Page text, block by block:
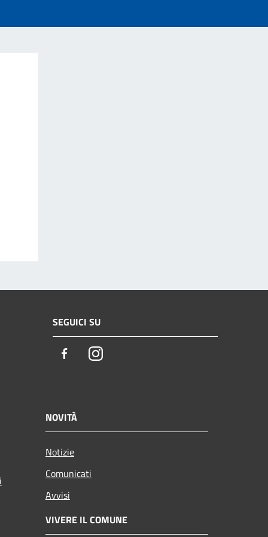
SEGUICI SU
FacebookInstagram
NOVITÀ
Notizie
Comunicati
Avvisi
VIVERE IL COMUNE